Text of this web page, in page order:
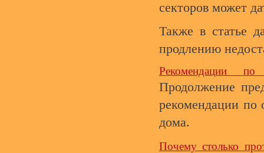
секторов может
Также в статье
продлению
Рекомендации
Продолжение
рекомендации по
дома.
Почему столько